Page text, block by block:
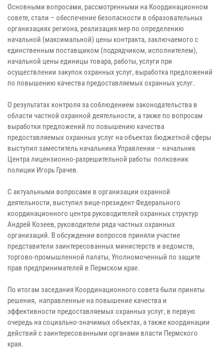
Основными вопросами, рассмотренными на Координационном
совете, стали – обеспечение безопасности в образовательных
организациях региона, реализация мер по определению
начальной (максимальной) цены контракта, заключаемого с
единственным поставщиком (подрядчиком, исполнителем),
начальной цены единицы товара, работы, услуги при
осуществлении закупок охранных услуг, выработка предложений
по повышению качества предоставляемых охранных услуг.
О результатах контроля за соблюдением законодательства в
области частной охранной деятельности, а также по вопросам
выработки предложений по повышению качества
предоставляемых охранных услуг на объектах бюджетной сферы
выступил заместитель начальника Управлении – начальник
Центра лицензионно-разрешительной работы полковник
полиции Игорь Грачев.
С актуальными вопросами в организации охранной
деятельности, выступил вице-президент Федерального
координационного центра руководителей охранных структур
Андрей Козеев, руководители ряда частных охранных
организаций. В обсуждении вопросов приняли участие
представители заинтересованных министерств и ведомств,
торгово-промышленной палаты, Уполномоченный по защите
прав предпринимателей в Пермском крае.
По итогам заседания Координационного совета были приняты
решения, направленные на повышение качества и
эффективности предоставляемых охранных услуг, в первую
очередь на социально-значимых объектах, а также координации
действий с заинтересованными органами власти Пермского
края.